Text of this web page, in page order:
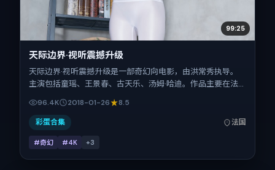
99:25
天际边界·视听震撼升级
天际边界·视听震撼升级是一部奇幻向电影，由洪常秀执导。
主演包括童瑶、王景春、古天乐、汤姆·哈迪。作品主要在法
2018-01-26，正片时长144分钟。
96.4K 2018-01-26 8.5
彩蛋合集 法国
#奇幻 #4K +3